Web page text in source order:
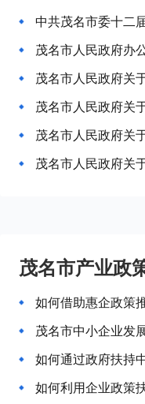
茂名市人民政府关
茂名市人民政府关
茂名市人民政府关
茂名市人民政府关
茂名市产业政
如何借助惠企政策
茂名市中小企业发
如何通过政府扶持
如何利用企业政策